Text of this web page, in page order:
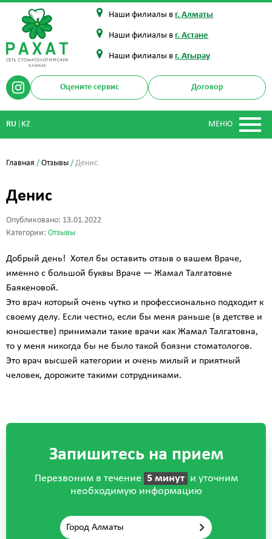
Наши филиалы в г. Алматы
Наши филиалы в г. Астане
Наши филиалы в г. Атырау
Оцените сервис Договор
МЕНЮ
RU KZ
Главная /Отзывы /Денис
Денис
Опубликовано: 13.01.2022
Категории: Отзывы
Добрый день! Хотел бы оставить отзыв о вашем Враче,
именно с большой буквы Враче — Жамал Талгатовне
Баякеновой.
Это врач который очень чутко и профессионально подходит к
своему делу. Если честно, если бы меня раньше (в детстве и
юношестве) принимали такие врачи как Жамал Талгатовна,
то у меня никогда бы не было такой боязни стоматологов.
Это врач высшей категории и очень милый и приятный
человек, дорожите такими сотрудниками.
Запишитесь на прием
Перезвоним в течение 5 минут и уточним
необходимую информацию
Город Алматы